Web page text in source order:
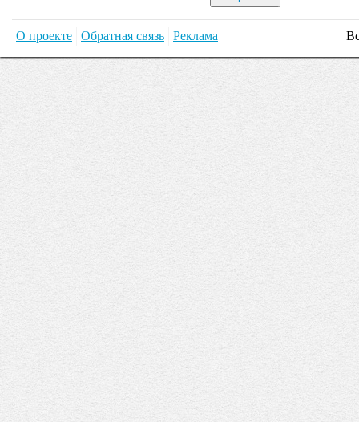
О проекте Обратная связь Реклама